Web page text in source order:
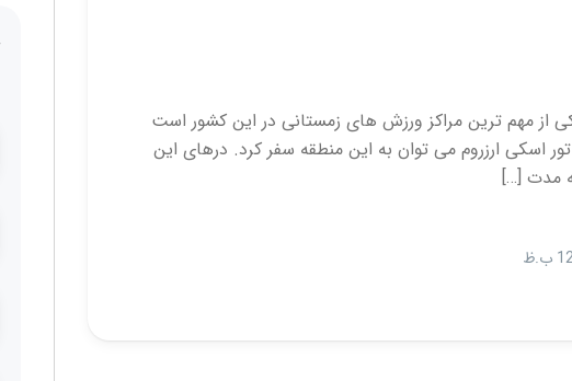
از مهم ترین مراکز ورزش های زمستانی در این کشور است
اسکی ارزروم می توان به این منطقه سفر کرد. درهای این
مدت […]